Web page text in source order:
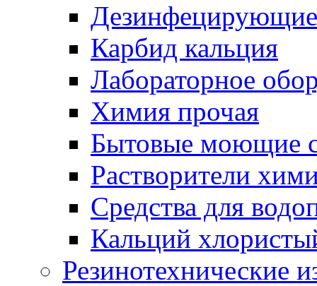
Дезинфецирующие
Карбид кальция
Лабораторное
Химия прочая
Бытовые моющие
Растворители
Средства для
Кальций
Резинотехнические